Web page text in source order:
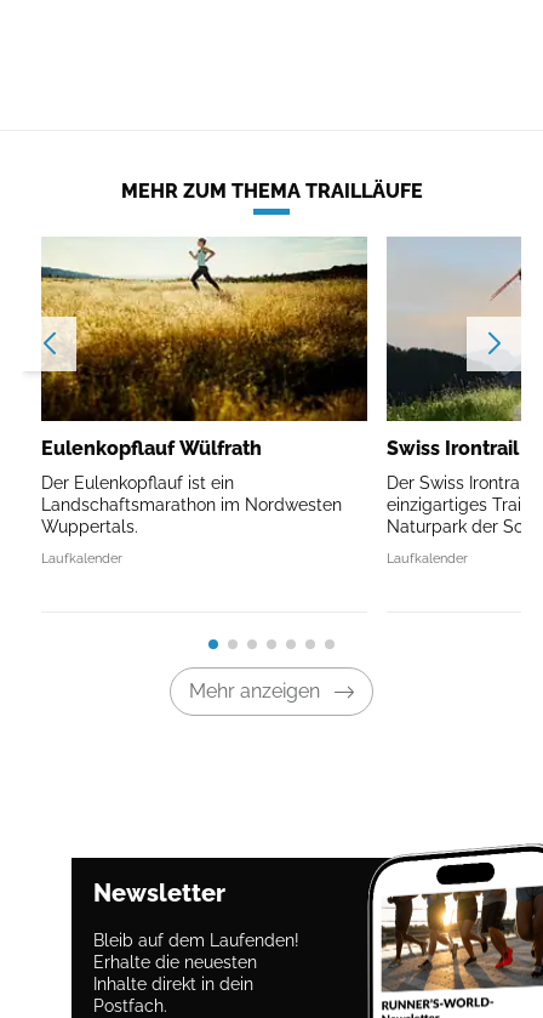
MEHR ZUM THEMA TRAILLÄUFE
Eulenkopflauf Wülfrath
Der Eulenkopflauf ist ein
Landschaftsmarathon im Nordwesten
Wuppertals.
Laufkalender
Swiss Irontrail
Der Swiss Irontrail
einzigartiges
Naturpark der
Laufkalender
Mehr anzeigen
Newsletter
Bleib auf dem Laufenden!
Erhalte die neuesten
Inhalte direkt in dein
Postfach.